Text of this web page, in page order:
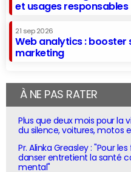
et usages responsables
21 sep 2026
Web analytics : booster
marketing
À NE PAS RATER
Plus que deux mois pour la
du silence, voitures, motos
Pr. Alinka Greasley : "Pour
danser entretient la santé
mental"